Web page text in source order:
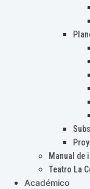
Manual de
Teatro La
Académico